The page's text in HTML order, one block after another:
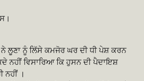
ਨੇ ਲੂਣਾ ਨੂੰ ਲਿੱਸੇ ਕਮਜੋਰ ਘਰ ਦੀ ਧੀ ਪੇਸ਼ ਕਰਨ
ਨਹੀਂ ਵਿਸਾਰਿਆ ਕਿ ਹੁਸਨ ਦੀ ਪੈਦਾਇਸ਼
ਨਹੀਂ ।